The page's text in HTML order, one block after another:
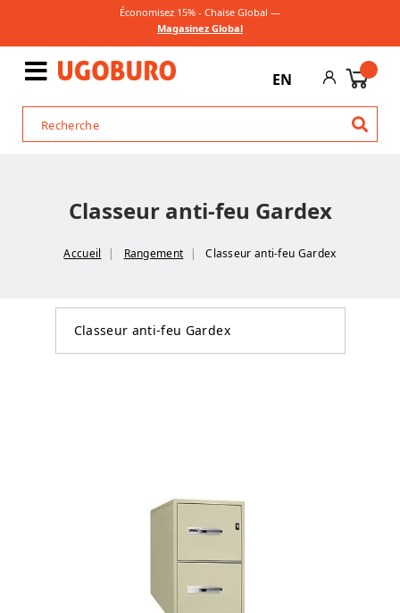
Économisez 15% - Chaise Global —
Magasinez Global
EN
Classeur anti-feu Gardex
Accueil Rangement Classeur anti-feu Gardex
Classeur anti-feu Gardex